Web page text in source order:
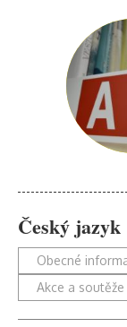
Český jazyk
Obecné
Akce a soutěže